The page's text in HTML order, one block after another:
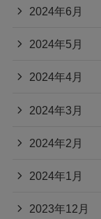
2024年6月
2024年5月
2024年4月
2024年3月
2024年2月
2024年1月
2023年12月